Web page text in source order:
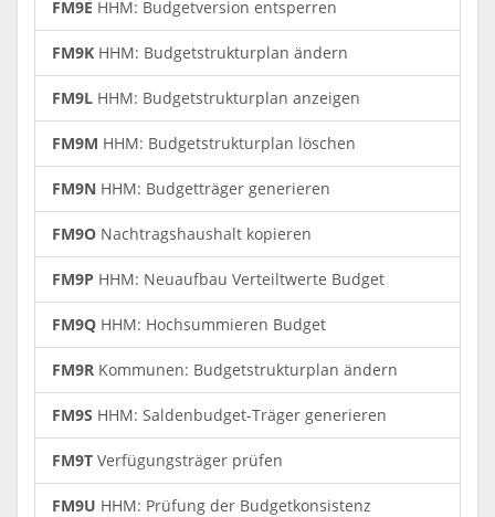
FM9E HHM: Budgetversion entsperren
FM9K HHM: Budgetstrukturplan ändern
FM9L HHM: Budgetstrukturplan anzeigen
FM9M HHM: Budgetstrukturplan löschen
FM9N HHM: Budgetträger generieren
FM9O Nachtragshaushalt kopieren
FM9P HHM: Neuaufbau Verteiltwerte Budget
FM9Q HHM: Hochsummieren Budget
FM9R Kommunen: Budgetstrukturplan ändern
FM9S HHM: Saldenbudget-Träger generieren
FM9T Verfügungsträger prüfen
FM9U HHM: Prüfung der Budgetkonsistenz